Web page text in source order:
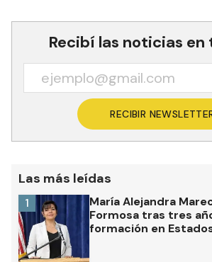
Recibí las noticias en
RECIBIR
Las más leídas
María Alejandra
Formosa tras tres
formación en
1